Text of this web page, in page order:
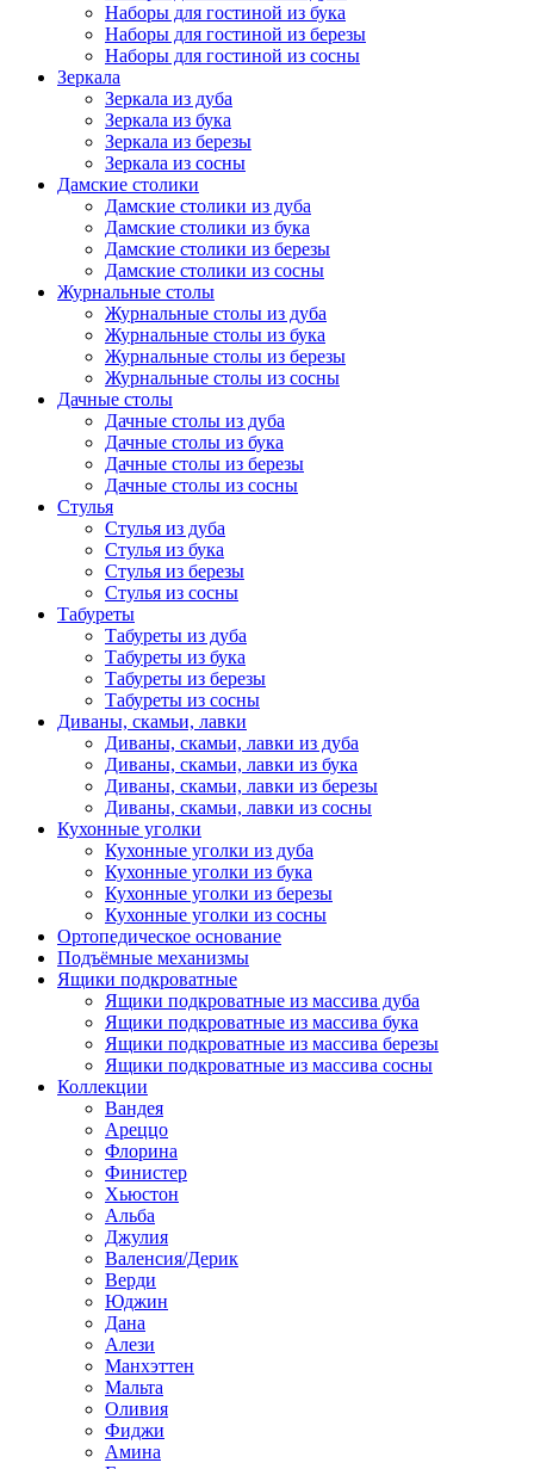
Наборы для гостиной из бука
Наборы для гостиной из березы
Наборы для гостиной из сосны
Зеркала
Зеркала из дуба
Зеркала из бука
Зеркала из березы
Зеркала из сосны
Дамские столики
Дамские столики из дуба
Дамские столики из бука
Дамские столики из березы
Дамские столики из сосны
Журнальные столы
Журнальные столы из дуба
Журнальные столы из бука
Журнальные столы из березы
Журнальные столы из сосны
Дачные столы
Дачные столы из дуба
Дачные столы из бука
Дачные столы из березы
Дачные столы из сосны
Стулья
Стулья из дуба
Стулья из бука
Стулья из березы
Стулья из сосны
Табуреты
Табуреты из дуба
Табуреты из бука
Табуреты из березы
Табуреты из сосны
Диваны, скамьи, лавки
Диваны, скамьи, лавки из дуба
Диваны, скамьи, лавки из бука
Диваны, скамьи, лавки из березы
Диваны, скамьи, лавки из сосны
Кухонные уголки
Кухонные уголки из дуба
Кухонные уголки из бука
Кухонные уголки из березы
Кухонные уголки из сосны
Ортопедическое основание
Подъёмные механизмы
Ящики подкроватные
Ящики подкроватные из массива дуба
Ящики подкроватные из массива бука
Ящики подкроватные из массива березы
Ящики подкроватные из массива сосны
Коллекции
Вандея
Ареццо
Флорина
Финистер
Хьюстон
Альба
Джулия
Валенсия/Дерик
Верди
Юджин
Дана
Алези
Манхэттен
Мальта
Оливия
Фиджи
Амина